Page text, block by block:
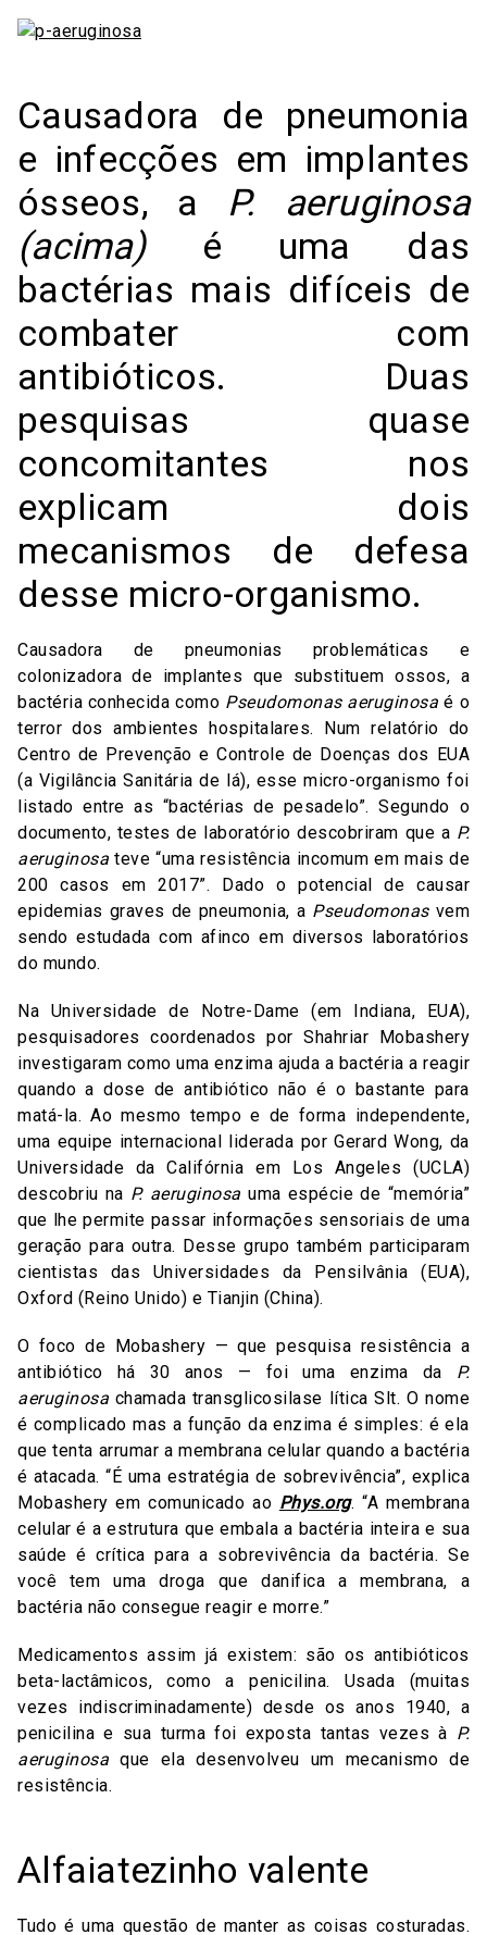
Causadora de pneumonia
e infecções em implantes
ósseos, a P. aeruginosa
(acima)é uma das
bactérias mais difíceis de
combater com
antibióticos. Duas
pesquisas quase
concomitantes nos
explicam dois
mecanismos de defesa
desse micro-organismo.
Causadora de pneumonias problemáticas e
colonizadora de implantes que substituem ossos, a
bactéria conhecida como Pseudomonas aeruginosa é o
terror dos ambientes hospitalares. Num relatório do
Centro de Prevenção e Controle de Doenças dos EUA
(a Vigilância Sanitária de lá), esse micro-organismo foi
listado entre as “bactérias de pesadelo”. Segundo o
documento, testes de laboratório descobriram que a P.
aeruginosa teve “uma resistência incomum em mais de
200 casos em 2017”. Dado o potencial de causar
epidemias graves de pneumonia, a Pseudomonasvem
sendo estudada com afinco em diversos laboratórios
do mundo.
Na Universidade de Notre-Dame (em Indiana, EUA),
pesquisadores coordenados por Shahriar Mobashery
investigaram como uma enzima ajuda a bactéria a reagir
quando a dose de antibiótico não é o bastante para
matá-la. Ao mesmo tempo e de forma independente,
uma equipe internacional liderada por Gerard Wong, da
Universidade da Califórnia em Los Angeles (UCLA)
descobriu na P. aeruginosa uma espécie de “memória”
que lhe permite passar informações sensoriais de uma
geração para outra. Desse grupo também participaram
cientistas das Universidades da Pensilvânia (EUA),
Oxford (Reino Unido) e Tianjin (China).
O foco de Mobashery — que pesquisa resistência a
antibiótico há 30 anos — foi uma enzima da P.
aeruginosa chamada transglicosilase lítica Slt. O nome
é complicado mas a função da enzima é simples: é ela
que tenta arrumar a membrana celular quando a bactéria
é atacada. “É uma estratégia de sobrevivência”, explica
Mobashery em comunicado ao Phys.org. “A membrana
celular é a estrutura que embala a bactéria inteira e sua
saúde é crítica para a sobrevivência da bactéria. Se
você tem uma droga que danifica a membrana, a
bactéria não consegue reagir e morre.”
Medicamentos assim já existem: são os antibióticos
beta-lactâmicos, como a penicilina. Usada (muitas
vezes indiscriminadamente) desde os anos 1940, a
penicilina e sua turma foi exposta tantas vezes à P.
aeruginosa que ela desenvolveu um mecanismo de
resistência.
Alfaiatezinho valente
Tudo é uma questão de manter as coisas costuradas.